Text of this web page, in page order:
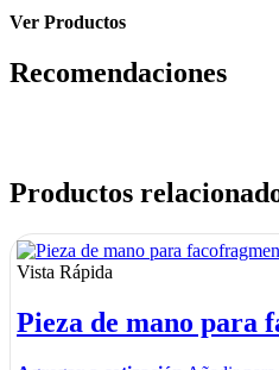
Ver Productos
Recomendaciones
Productos
Vista Rápida
Pieza de mano para